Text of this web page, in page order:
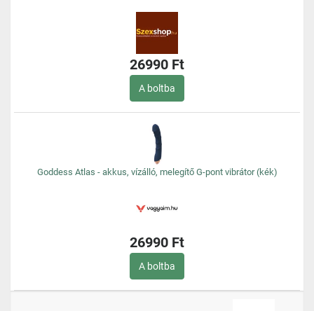
26990 Ft
A boltba
Goddess Atlas - akkus, vízálló, melegítő G-pont vibrátor (kék)
26990 Ft
A boltba